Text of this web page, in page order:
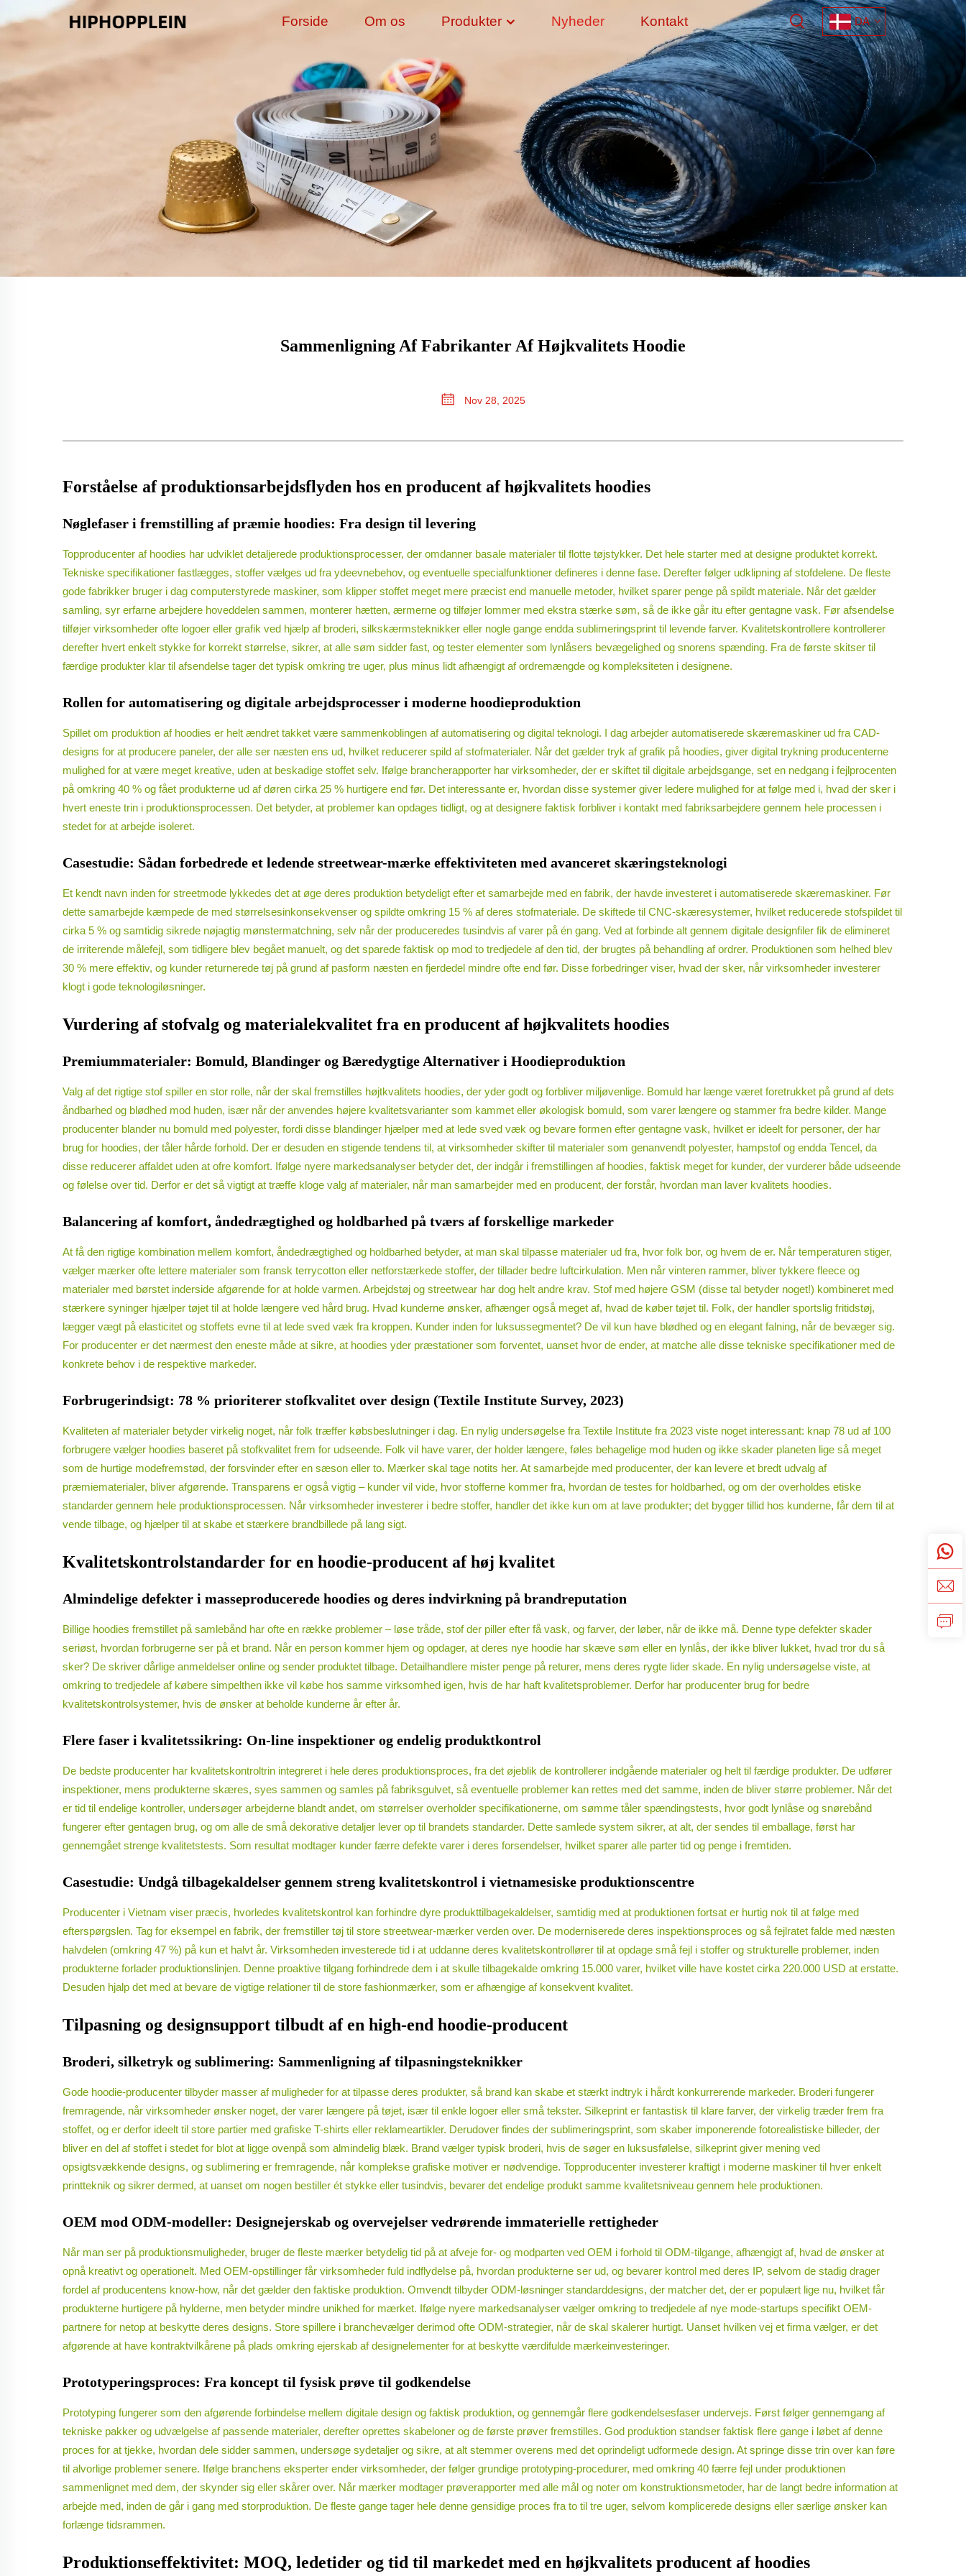
Forside Om os Produkter Nyheder Kontakt DA
Sammenligning Af Fabrikanter Af Højkvalitets Hoodie
Nov 28, 2025
Forståelse af produktionsarbejdsflyden hos en producent af højkvalitets hoodies
Nøglefaser i fremstilling af præmie hoodies: Fra design til levering
Topproducenter af hoodies har udviklet detaljerede produktionsprocesser, der omdanner basale materialer til flotte tøjstykker. Det hele starter med at designe produktet korrekt.
Tekniske specifikationer fastlægges, stoffer vælges ud fra ydeevnebehov, og eventuelle specialfunktioner defineres i denne fase. Derefter følger udklipning af stofdelene. De fleste
gode fabrikker bruger i dag computerstyrede maskiner, som klipper stoffet meget mere præcist end manuelle metoder, hvilket sparer penge på spildt materiale. Når det gælder
samling, syr erfarne arbejdere hoveddelen sammen, monterer hætten, ærmerne og tilføjer lommer med ekstra stærke søm, så de ikke går itu efter gentagne vask. Før afsendelse
tilføjer virksomheder ofte logoer eller grafik ved hjælp af broderi, silkskærmsteknikker eller nogle gange endda sublimeringsprint til levende farver. Kvalitetskontrollere kontrollerer
derefter hvert enkelt stykke for korrekt størrelse, sikrer, at alle søm sidder fast, og tester elementer som lynlåsers bevægelighed og snorens spænding. Fra de første skitser til
færdige produkter klar til afsendelse tager det typisk omkring tre uger, plus minus lidt afhængigt af ordremængde og kompleksiteten i designene.
Rollen for automatisering og digitale arbejdsprocesser i moderne hoodieproduktion
Spillet om produktion af hoodies er helt ændret takket være sammenkoblingen af automatisering og digital teknologi. I dag arbejder automatiserede skæremaskiner ud fra CAD-
designs for at producere paneler, der alle ser næsten ens ud, hvilket reducerer spild af stofmaterialer. Når det gælder tryk af grafik på hoodies, giver digital trykning producenterne
mulighed for at være meget kreative, uden at beskadige stoffet selv. Ifølge brancherapporter har virksomheder, der er skiftet til digitale arbejdsgange, set en nedgang i fejlprocenten
på omkring 40 % og fået produkterne ud af døren cirka 25 % hurtigere end før. Det interessante er, hvordan disse systemer giver ledere mulighed for at følge med i, hvad der sker i
hvert eneste trin i produktionsprocessen. Det betyder, at problemer kan opdages tidligt, og at designere faktisk forbliver i kontakt med fabriksarbejdere gennem hele processen i
stedet for at arbejde isoleret.
Casestudie: Sådan forbedrede et ledende streetwear-mærke effektiviteten med avanceret skæringsteknologi
Et kendt navn inden for streetmode lykkedes det at øge deres produktion betydeligt efter et samarbejde med en fabrik, der havde investeret i automatiserede skæremaskiner. Før
dette samarbejde kæmpede de med størrelsesinkonsekvenser og spildte omkring 15 % af deres stofmateriale. De skiftede til CNC-skæresystemer, hvilket reducerede stofspildet til
cirka 5 % og samtidig sikrede nøjagtig mønstermatchning, selv når der produceredes tusindvis af varer på én gang. Ved at forbinde alt gennem digitale designfiler fik de elimineret
de irriterende målefejl, som tidligere blev begået manuelt, og det sparede faktisk op mod to tredjedele af den tid, der brugtes på behandling af ordrer. Produktionen som helhed blev
30 % mere effektiv, og kunder returnerede tøj på grund af pasform næsten en fjerdedel mindre ofte end før. Disse forbedringer viser, hvad der sker, når virksomheder investerer
klogt i gode teknologiløsninger.
Vurdering af stofvalg og materialekvalitet fra en producent af højkvalitets hoodies
Premiummaterialer: Bomuld, Blandinger og Bæredygtige Alternativer i Hoodieproduktion
Valg af det rigtige stof spiller en stor rolle, når der skal fremstilles højtkvalitets hoodies, der yder godt og forbliver miljøvenlige. Bomuld har længe været foretrukket på grund af dets
åndbarhed og blødhed mod huden, især når der anvendes højere kvalitetsvarianter som kammet eller økologisk bomuld, som varer længere og stammer fra bedre kilder. Mange
producenter blander nu bomuld med polyester, fordi disse blandinger hjælper med at lede sved væk og bevare formen efter gentagne vask, hvilket er ideelt for personer, der har
brug for hoodies, der tåler hårde forhold. Der er desuden en stigende tendens til, at virksomheder skifter til materialer som genanvendt polyester, hampstof og endda Tencel, da
disse reducerer affaldet uden at ofre komfort. Ifølge nyere markedsanalyser betyder det, der indgår i fremstillingen af hoodies, faktisk meget for kunder, der vurderer både udseende
og følelse over tid. Derfor er det så vigtigt at træffe kloge valg af materialer, når man samarbejder med en producent, der forstår, hvordan man laver kvalitets hoodies.
Balancering af komfort, åndedrægtighed og holdbarhed på tværs af forskellige markeder
At få den rigtige kombination mellem komfort, åndedrægtighed og holdbarhed betyder, at man skal tilpasse materialer ud fra, hvor folk bor, og hvem de er. Når temperaturen stiger,
vælger mærker ofte lettere materialer som fransk terrycotton eller netforstærkede stoffer, der tillader bedre luftcirkulation. Men når vinteren rammer, bliver tykkere fleece og
materialer med børstet inderside afgørende for at holde varmen. Arbejdstøj og streetwear har dog helt andre krav. Stof med højere GSM (disse tal betyder noget!) kombineret med
stærkere syninger hjælper tøjet til at holde længere ved hård brug. Hvad kunderne ønsker, afhænger også meget af, hvad de køber tøjet til. Folk, der handler sportslig fritidstøj,
lægger vægt på elasticitet og stoffets evne til at lede sved væk fra kroppen. Kunder inden for luksussegmentet? De vil kun have blødhed og en elegant falning, når de bevæger sig.
For producenter er det nærmest den eneste måde at sikre, at hoodies yder præstationer som forventet, uanset hvor de ender, at matche alle disse tekniske specifikationer med de
konkrete behov i de respektive markeder.
Forbrugerindsigt: 78 % prioriterer stofkvalitet over design (Textile Institute Survey, 2023)
Kvaliteten af materialer betyder virkelig noget, når folk træffer købsbeslutninger i dag. En nylig undersøgelse fra Textile Institute fra 2023 viste noget interessant: knap 78 ud af 100
forbrugere vælger hoodies baseret på stofkvalitet frem for udseende. Folk vil have varer, der holder længere, føles behagelige mod huden og ikke skader planeten lige så meget
som de hurtige modefremstød, der forsvinder efter en sæson eller to. Mærker skal tage notits her. At samarbejde med producenter, der kan levere et bredt udvalg af
præmiematerialer, bliver afgørende. Transparens er også vigtig – kunder vil vide, hvor stofferne kommer fra, hvordan de testes for holdbarhed, og om der overholdes etiske
standarder gennem hele produktionsprocessen. Når virksomheder investerer i bedre stoffer, handler det ikke kun om at lave produkter; det bygger tillid hos kunderne, får dem til at
vende tilbage, og hjælper til at skabe et stærkere brandbillede på lang sigt.
Kvalitetskontrolstandarder for en hoodie-producent af høj kvalitet
Almindelige defekter i masseproducerede hoodies og deres indvirkning på brandreputation
Billige hoodies fremstillet på samlebånd har ofte en række problemer – løse tråde, stof der piller efter få vask, og farver, der løber, når de ikke må. Denne type defekter skader
seriøst, hvordan forbrugerne ser på et brand. Når en person kommer hjem og opdager, at deres nye hoodie har skæve søm eller en lynlås, der ikke bliver lukket, hvad tror du så
sker? De skriver dårlige anmeldelser online og sender produktet tilbage. Detailhandlere mister penge på returer, mens deres rygte lider skade. En nylig undersøgelse viste, at
omkring to tredjedele af købere simpelthen ikke vil købe hos samme virksomhed igen, hvis de har haft kvalitetsproblemer. Derfor har producenter brug for bedre
kvalitetskontrolsystemer, hvis de ønsker at beholde kunderne år efter år.
Flere faser i kvalitetssikring: On-line inspektioner og endelig produktkontrol
De bedste producenter har kvalitetskontroltrin integreret i hele deres produktionsproces, fra det øjeblik de kontrollerer indgående materialer og helt til færdige produkter. De udfører
inspektioner, mens produkterne skæres, syes sammen og samles på fabriksgulvet, så eventuelle problemer kan rettes med det samme, inden de bliver større problemer. Når det
er tid til endelige kontroller, undersøger arbejderne blandt andet, om størrelser overholder specifikationerne, om sømme tåler spændingstests, hvor godt lynlåse og snørebånd
fungerer efter gentagen brug, og om alle de små dekorative detaljer lever op til brandets standarder. Dette samlede system sikrer, at alt, der sendes til emballage, først har
gennemgået strenge kvalitetstests. Som resultat modtager kunder færre defekte varer i deres forsendelser, hvilket sparer alle parter tid og penge i fremtiden.
Casestudie: Undgå tilbagekaldelser gennem streng kvalitetskontrol i vietnamesiske produktionscentre
Producenter i Vietnam viser præcis, hvorledes kvalitetskontrol kan forhindre dyre produkttilbagekaldelser, samtidig med at produktionen fortsat er hurtig nok til at følge med
efterspørgslen. Tag for eksempel en fabrik, der fremstiller tøj til store streetwear-mærker verden over. De moderniserede deres inspektionsproces og så fejlratet falde med næsten
halvdelen (omkring 47 %) på kun et halvt år. Virksomheden investerede tid i at uddanne deres kvalitetskontrollører til at opdage små fejl i stoffer og strukturelle problemer, inden
produkterne forlader produktionslinjen. Denne proaktive tilgang forhindrede dem i at skulle tilbagekalde omkring 15.000 varer, hvilket ville have kostet cirka 220.000 USD at erstatte.
Desuden hjalp det med at bevare de vigtige relationer til de store fashionmærker, som er afhængige af konsekvent kvalitet.
Tilpasning og designsupport tilbudt af en high-end hoodie-producent
Broderi, silketryk og sublimering: Sammenligning af tilpasningsteknikker
Gode hoodie-producenter tilbyder masser af muligheder for at tilpasse deres produkter, så brand kan skabe et stærkt indtryk i hårdt konkurrerende markeder. Broderi fungerer
fremragende, når virksomheder ønsker noget, der varer længere på tøjet, især til enkle logoer eller små tekster. Silkeprint er fantastisk til klare farver, der virkelig træder frem fra
stoffet, og er derfor ideelt til store partier med grafiske T-shirts eller reklameartikler. Derudover findes der sublimeringsprint, som skaber imponerende fotorealistiske billeder, der
bliver en del af stoffet i stedet for blot at ligge ovenpå som almindelig blæk. Brand vælger typisk broderi, hvis de søger en luksusfølelse, silkeprint giver mening ved
opsigtsvækkende designs, og sublimering er fremragende, når komplekse grafiske motiver er nødvendige. Topproducenter investerer kraftigt i moderne maskiner til hver enkelt
printteknik og sikrer dermed, at uanset om nogen bestiller ét stykke eller tusindvis, bevarer det endelige produkt samme kvalitetsniveau gennem hele produktionen.
OEM mod ODM-modeller: Designejerskab og overvejelser vedrørende immaterielle rettigheder
Når man ser på produktionsmuligheder, bruger de fleste mærker betydelig tid på at afveje for- og modparten ved OEM i forhold til ODM-tilgange, afhængigt af, hvad de ønsker at
opnå kreativt og operationelt. Med OEM-opstillinger får virksomheder fuld indflydelse på, hvordan produkterne ser ud, og bevarer kontrol med deres IP, selvom de stadig drager
fordel af producentens know-how, når det gælder den faktiske produktion. Omvendt tilbyder ODM-løsninger standarddesigns, der matcher det, der er populært lige nu, hvilket får
produkterne hurtigere på hylderne, men betyder mindre unikhed for mærket. Ifølge nyere markedsanalyser vælger omkring to tredjedele af nye mode-startups specifikt OEM-
partnere for netop at beskytte deres designs. Store spillere i branchevælger derimod ofte ODM-strategier, når de skal skalerer hurtigt. Uanset hvilken vej et firma vælger, er det
afgørende at have kontraktvilkårene på plads omkring ejerskab af designelementer for at beskytte værdifulde mærkeinvesteringer.
Prototyperingsproces: Fra koncept til fysisk prøve til godkendelse
Prototyping fungerer som den afgørende forbindelse mellem digitale design og faktisk produktion, og gennemgår flere godkendelsesfaser undervejs. Først følger gennemgang af
tekniske pakker og udvælgelse af passende materialer, derefter oprettes skabeloner og de første prøver fremstilles. God produktion standser faktisk flere gange i løbet af denne
proces for at tjekke, hvordan dele sidder sammen, undersøge sydetaljer og sikre, at alt stemmer overens med det oprindeligt udformede design. At springe disse trin over kan føre
til alvorlige problemer senere. Ifølge branchens eksperter ender virksomheder, der følger grundige prototyping-procedurer, med omkring 40 færre fejl under produktionen
sammenlignet med dem, der skynder sig eller skårer over. Når mærker modtager prøverapporter med alle mål og noter om konstruktionsmetoder, har de langt bedre information at
arbejde med, inden de går i gang med storproduktion. De fleste gange tager hele denne gensidige proces fra to til tre uger, selvom komplicerede designs eller særlige ønsker kan
forlænge tidsrammen.
Produktionseffektivitet: MOQ, ledetider og tid til markedet med en højkvalitets producent af hoodies